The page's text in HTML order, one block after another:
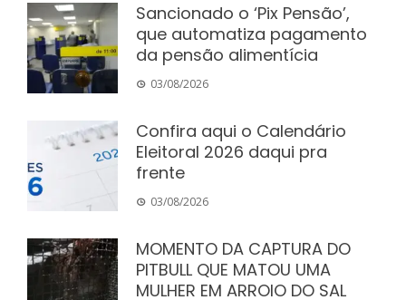
Sancionado o ‘Pix Pensão’,
que automatiza pagamento
da pensão alimentícia
03/08/2026
Confira aqui o Calendário
Eleitoral 2026 daqui pra
frente
03/08/2026
MOMENTO DA CAPTURA DO
PITBULL QUE MATOU UMA
MULHER EM ARROIO DO SAL